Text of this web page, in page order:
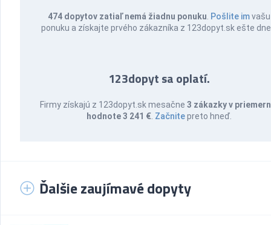
474 dopytov zatiaľ nemá žiadnu ponuku Pošlite imvašu
ponuku a získajte prvého zákazníka z 123dopyt.sk ešte
123dopyt sa oplatí.
Firmy získajú z 123dopyt.sk mesačne3 zákazky v
hodnote 3 241 € Začnitepreto hneď.
Ďalšie zaujímavé dopyty